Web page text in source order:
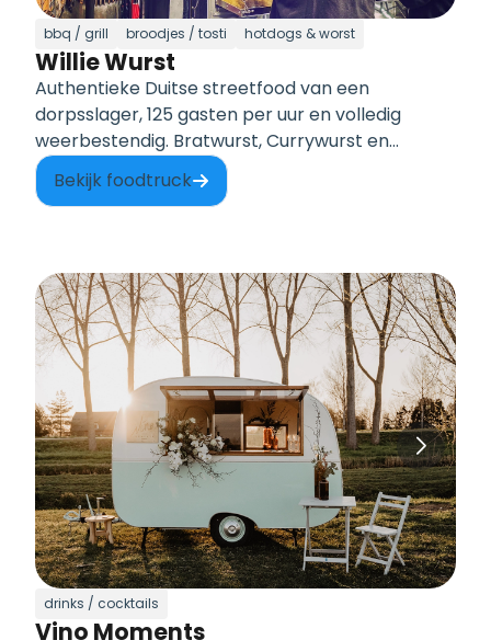
bbq / grill broodjes / tosti hotdogs & worst
Willie Wurst
Authentieke Duitse streetfood van een
dorpsslager, 125 gasten per uur en volledig
weerbestendig. Bratwurst, Currywurst en
Krakauer.
Bekijk foodtruck
drinks / cocktails
Vino Moments